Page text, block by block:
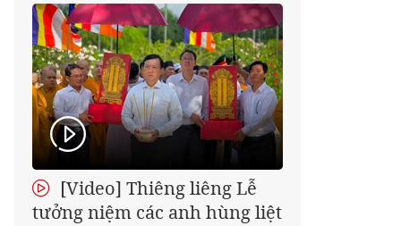
[Video] Thiêng liêng Lễ
tưởng niệm các anh hùng liệt